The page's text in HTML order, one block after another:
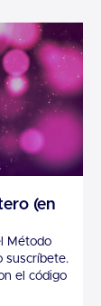
(en
Método
suscríbete.
el código